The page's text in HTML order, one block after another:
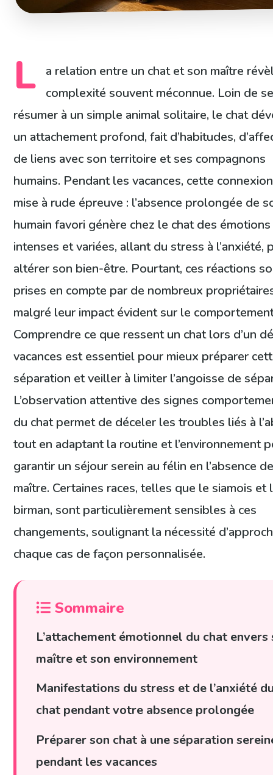
L
a relation entre un chat et son maître
complexité souvent méconnue. Loin de
résumer à un simple animal solitaire, le chat
un attachement profond, fait d’habitudes,
de liens avec son territoire et ses compagnons
humains. Pendant les vacances, cette
mise à rude épreuve : l’absence prolongée de
humain favori génère chez le chat des émotions
intenses et variées, allant du stress à l’anxiété,
altérer son bien-être. Pourtant, ces réactions
prises en compte par de nombreux
malgré leur impact évident sur le
Comprendre ce que ressent un chat lors d’un
vacances est essentiel pour mieux préparer
séparation et veiller à limiter l’angoisse de
L’observation attentive des signes
du chat permet de déceler les troubles liés à
tout en adaptant la routine et l’environnement
garantir un séjour serein au félin en l’absence
maître. Certaines races, telles que le siamois et
birman, sont particulièrement sensibles à ces
changements, soulignant la nécessité
chaque cas de façon personnalisée.
Sommaire
L’attachement émotionnel du chat envers
maître et son environnement
Manifestations du stress et de l’anxiété
chat pendant votre absence prolongée
Préparer son chat à une séparation
pendant les vacances